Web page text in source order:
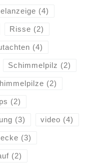
(4)
Risse (2)
(4)
Schimmelpilz (2)
(2)
(2)
(3) video (4)
(3)
(2)